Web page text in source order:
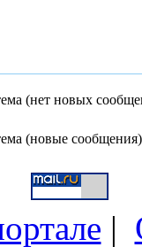
(нет новых
(новые сообщения)
|